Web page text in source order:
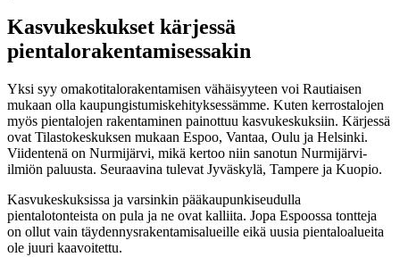
Kasvukeskukset kärjessä
pientalorakentamisessakin
Yksi syy omakotitalorakentamisen vähäisyyteen voi Rautiaisen
mukaan olla kaupungistumiskehityksessämme. Kuten kerrostalojen
myös pientalojen rakentaminen painottuu kasvukeskuksiin. Kärjessä
ovat Tilastokeskuksen mukaan Espoo, Vantaa, Oulu ja Helsinki.
Viidentenä on Nurmijärvi, mikä kertoo niin sanotun Nurmijärvi-
ilmiön paluusta. Seuraavina tulevat Jyväskylä, Tampere ja Kuopio.
Kasvukeskuksissa ja varsinkin pääkaupunkiseudulla
pientalotonteista on pula ja ne ovat kalliita. Jopa Espoossa tontteja
on ollut vain täydennysrakentamisalueille eikä uusia pientaloalueita
ole juuri kaavoitettu.